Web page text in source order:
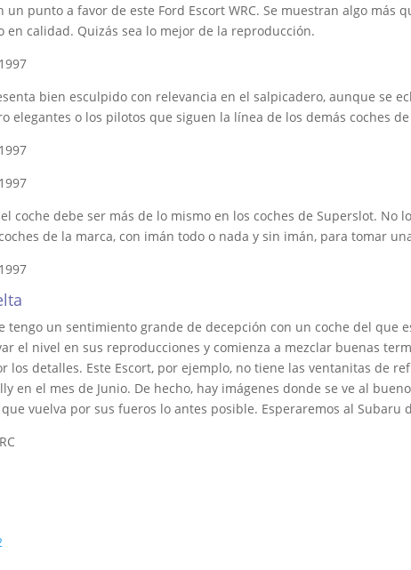
un punto a favor de este Ford Escort WRC. Se muestran algo
en calidad. Quizás sea lo mejor de la reproducción.
bien esculpido con relevancia en el salpicadero, aunque se
elegantes o los pilotos que siguen la línea de los demás coches
coche debe ser más de lo mismo en los coches de Superslot.
de la marca, con imán todo o nada y sin imán, para tomar
tengo un sentimiento grande de decepción con un coche del
el nivel en sus reproducciones y comienza a mezclar buenas
los detalles. Este Escort, por ejemplo, no tiene las ventanitas de
en el mes de Junio. De hecho, hay imágenes donde se ve al
vuelva por sus fueros lo antes posible. Esperaremos al Subaru